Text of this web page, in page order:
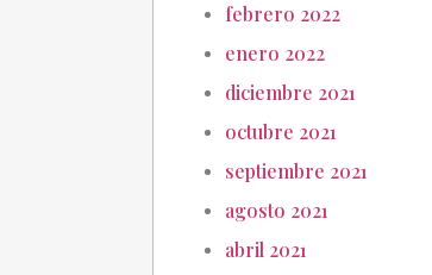
febrero 2022
enero 2022
diciembre 2021
octubre 2021
septiembre 2021
agosto 2021
abril 2021